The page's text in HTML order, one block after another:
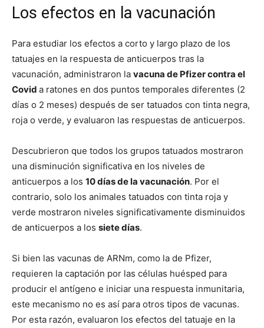
Los efectos en la vacunación
Para estudiar los efectos a corto y largo plazo de los
tatuajes en la respuesta de anticuerpos tras la
vacunación, administraron la vacuna de Pfizer contra el
Covid a ratones en dos puntos temporales diferentes (2
días o 2 meses) después de ser tatuados con tinta negra,
roja o verde, y evaluaron las respuestas de anticuerpos.
Descubrieron que todos los grupos tatuados mostraron
una disminución significativa en los niveles de
anticuerpos a los 10 días de la vacunación. Por el
contrario, solo los animales tatuados con tinta roja y
verde mostraron niveles significativamente disminuidos
de anticuerpos a los siete días.
Si bien las vacunas de ARNm, como la de Pfizer,
requieren la captación por las células huésped para
producir el antígeno e iniciar una respuesta inmunitaria,
este mecanismo no es así para otros tipos de vacunas.
Por esta razón, evaluaron los efectos del tatuaje en la